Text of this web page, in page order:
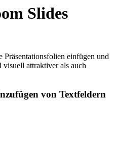
Slides
einfügen und
visuell attraktiver als auch
von Textfeldern